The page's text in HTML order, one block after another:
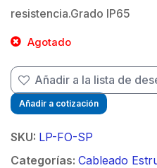
resistencia.Grado IP65
Agotado
Añadir a la lista de
Añadir a cotización
SKU: LP-FO-SP
Categorías: Cableado